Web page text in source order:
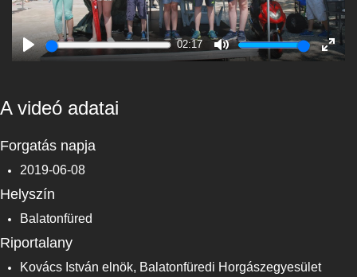
Play
02:17
Mute
Enter
A videó adatai
Forgatás napja
2019-06-08
Helyszín
Balatonfüred
Riportalany
Kovács István elnök, Balatonfüredi Horgászegyesület